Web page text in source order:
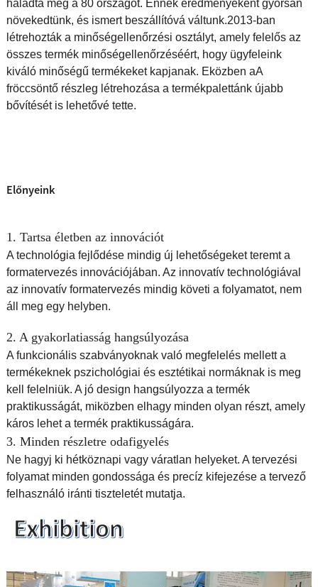
haladta meg a 80 országot. Ennek eredményeként gyorsan
növekedtünk, és ismert beszállítóvá váltunk.2013-ban
létrehozták a minőségellenőrzési osztályt, amely felelős az
összes termék minőségellenőrzéséért, hogy ügyfeleink
kiváló minőségű termékeket kapjanak. Eközben aA
fröccsöntő részleg létrehozása a termékpalettánk újabb
bővítését is lehetővé tette.
Előnyeink
1. Tartsa életben az innovációt
A technológia fejlődése mindig új lehetőségeket teremt a
formatervezés innovációjában. Az innovatív technológiával
az innovatív formatervezés mindig követi a folyamatot, nem
áll meg egy helyben.
2. A gyakorlatiasság hangsúlyozása
A funkcionális szabványoknak való megfelelés mellett a
termékeknek pszichológiai és esztétikai normáknak is meg
kell felelniük. A jó design hangsúlyozza a termék
praktikusságát, miközben elhagy minden olyan részt, amely
káros lehet a termék praktikusságára.
3. Minden részletre odafigyelés
Ne hagyj ki hétköznapi vagy váratlan helyeket. A tervezési
folyamat minden gondossága és precíz kifejezése a tervező
felhasználó iránti tiszteletét mutatja.